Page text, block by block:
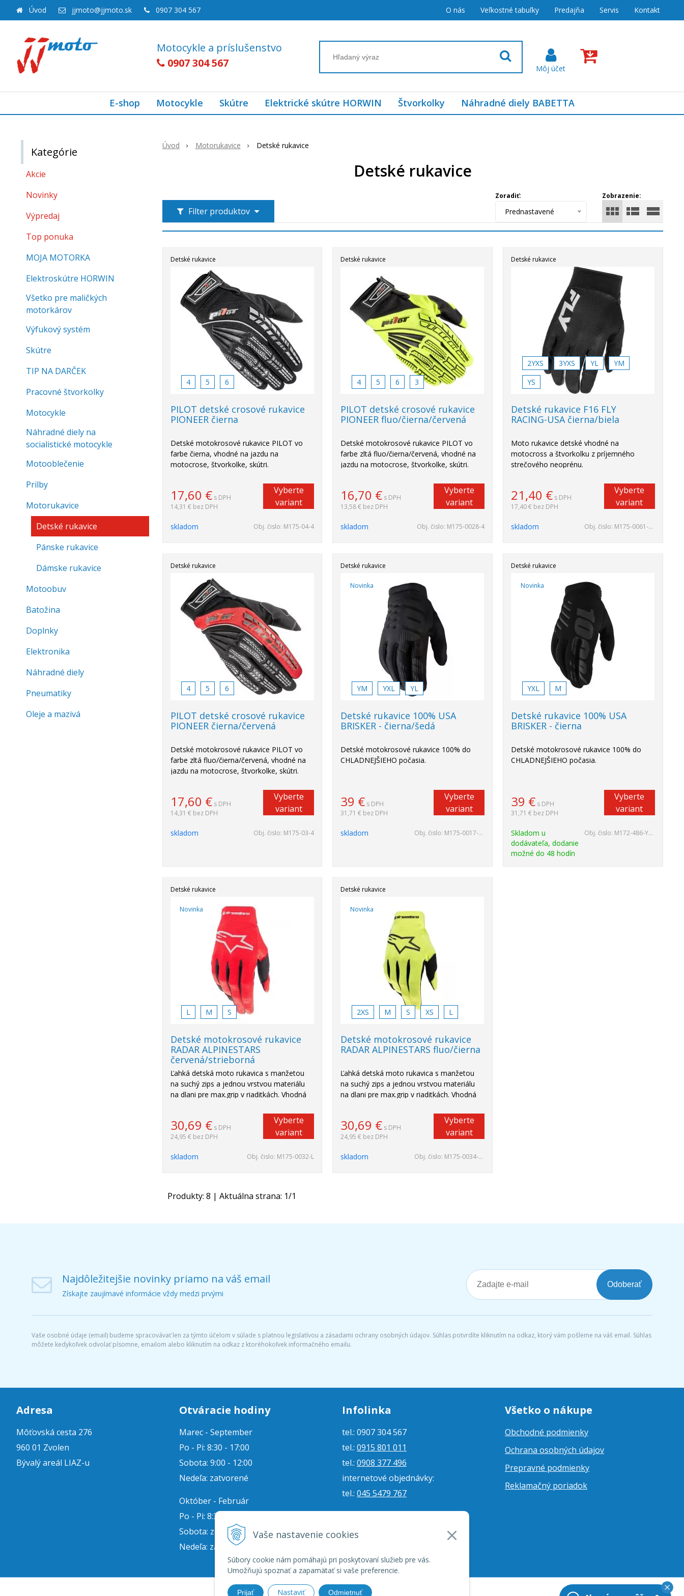
Vaše nastavenie cookies
Súbory cookie nám pomáhajú pri poskytovaní služieb pre vás.
Umožňujú spoznať a zapamätať si vaše preferencie.
Prijať Nastaviť Odmietnuť
Motocykle a príslušenstvo
0907 304 567
Úvod jjmoto@jjmoto.sk 0907 304 567 O nás Veľkostné tabuľky Predajňa Servis Kontakt
E-shop Motocykle Skútre Elektrické skútre HORWIN Štvorkolky Náhradné diely BABETTA
Úvod Motorukavice Detské rukavice
Detské rukavice
Filter produktov
Zobrazenie:
Zoradiť:
Prednastavené
Detské rukavice
4 5 6
PILOT detské crosové rukavice
PIONEER čierna
Detské motokrosové rukavice PILOT vo
farbe čierna, vhodné na jazdu na
motocrose, štvorkolke, skútri.
17,60 € s DPH
14,31 € bez DPH
Vyberte
variant
skladom Obj. čislo: M175-04-4
Detské rukavice
4 5 6 3
PILOT detské crosové rukavice
PIONEER fluo/čierna/červená
Detské motokrosové rukavice PILOT vo
farbe zltá fluo/čierna/červená, vhodné na
jazdu na motocrose, štvorkolke, skútri.
16,70 € s DPH
13,58 € bez DPH
Vyberte
variant
skladom Obj. čislo: M175-0028-4
Detské rukavice
2YXS 3YXS YL
YM
YS
Detské rukavice F16 FLY
RACING-USA čierna/biela
Moto rukavice detské vhodné na
motocross a štvorkolku z príjemného
strečového neoprénu.
21,40 € s DPH
17,40 € bez DPH
Vyberte
variant
skladom Obj. čislo: M175-0061-2YXS
Detské rukavice
4 5 6
PILOT detské crosové rukavice
PIONEER čierna/červená
Detské motokrosové rukavice PILOT vo
farbe zltá fluo/čierna/červená, vhodné na
jazdu na motocrose, štvorkolke, skútri.
17,60 € s DPH
14,31 € bez DPH
Vyberte
variant
skladom Obj. čislo: M175-03-4
Detské rukavice
YM YXL YL
Novinka
Detské rukavice 100% USA
BRISKER - čierna/šedá
Detské motokrosové rukavice 100% do
CHLADNEJŠIEHO počasia.
39 € s DPH
31,71 € bez DPH
Vyberte
variant
skladom Obj. čislo: M175-0017-YM
Detské rukavice
YXL M
Novinka
Detské rukavice 100% USA
BRISKER - čierna
Detské motokrosové rukavice 100% do
CHLADNEJŠIEHO počasia.
39 € s DPH
31,71 € bez DPH
Vyberte
variant
Skladom u
dodávateľa, dodanie
možné do 48 hodín
Obj. čislo: M172-486-YXL
Detské rukavice
L M S
Novinka
Detské motokrosové rukavice
RADAR ALPINESTARS
červená/strieborná
Ľahká detská moto rukavica s manžetou
na suchý zips a jednou vrstvou materiálu
na dlani pre max.grip v riaditkách. Vhodná
30,69 € s DPH
24,95 € bez DPH
Vyberte
variant
skladom Obj. čislo: M175-0032-L
Detské rukavice
2XS M S XS L
Novinka
Detské motokrosové rukavice
RADAR ALPINESTARS fluo/čierna
Ľahká detská moto rukavica s manžetou
na suchý zips a jednou vrstvou materiálu
na dlani pre max.grip v riaditkách. Vhodná
30,69 € s DPH
24,95 € bez DPH
Vyberte
variant
skladom Obj. čislo: M175-0034-2XS
Produkty: 8 | Aktuálna strana: 1/1
Kategórie
Akcie
Novinky
Výpredaj
Top ponuka
MOJA MOTORKA
Elektroskútre HORWIN
Všetko pre maličkých
motorkárov
Výfukový systém
Skútre
TIP NA DARČEK
Pracovné štvorkolky
Motocykle
Náhradné diely na
socialistické motocykle
Motooblečenie
Prilby
Motorukavice
Detské rukavice
Pánske rukavice
Dámske rukavice
Motoobuv
Batožina
Doplnky
Elektronika
Náhradné diely
Pneumatiky
Oleje a mazivá
Najdôležitejšie novinky priamo na váš email
Získajte zaujímavé informácie vždy medzi prvými
Odoberať
Vaše osobné údaje (email) budeme spracovávať len za týmto účelom v súlade s platnou legislatívou a zásadami ochrany osobných údajov. Súhlas potvrdíte kliknutím na odkaz, ktorý vám pošleme na váš email. Súhlas
môžete kedykoľvek odvolať písomne, emailom alebo kliknutím na odkaz z ktoréhokoľvek informačného emailu.
Adresa
Môťovská cesta 276
960 01 Zvolen
Bývalý areál LIAZ-u
Otváracie hodiny
Marec - September
Po - Pi: 8:30 - 17:00
Sobota: 9:00 - 12:00
Nedeľa: zatvorené
Október - Február
Po - Pi: 8:30 - 16:00
Sobota: zatvorené
Nedeľa: zatvorené
Infolinka
tel.: 0907 304 567
tel.: 0915 801 011
tel.: 0908 377 496
internetové objednávky:
tel.: 045 5479 767
internetové objednávky:
Všetko o nákupe
Obchodné podmienky
Ochrana osobných údajov
Prepravné podmienky
Reklamačný poriadok